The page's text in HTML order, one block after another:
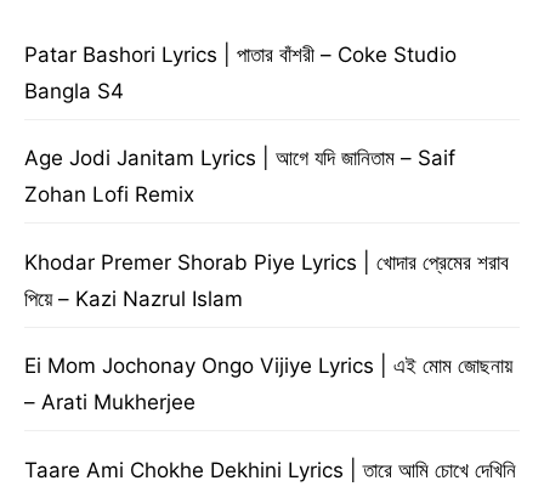
Patar Bashori Lyrics | পাতার বাঁশরী – Coke Studio
Bangla S4
Age Jodi Janitam Lyrics | আগে যদি জানিতাম – Saif
Zohan Lofi Remix
Khodar Premer Shorab Piye Lyrics | খোদার প্রেমের শরাব
পিয়ে – Kazi Nazrul Islam
Ei Mom Jochonay Ongo Vijiye Lyrics | এই মোম জোছনায়
– Arati Mukherjee
Taare Ami Chokhe Dekhini Lyrics | তারে আমি চোখে দেখিনি